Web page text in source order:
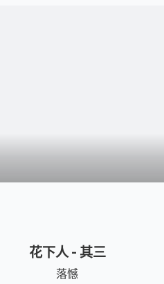
花下人 - 其三
落憾